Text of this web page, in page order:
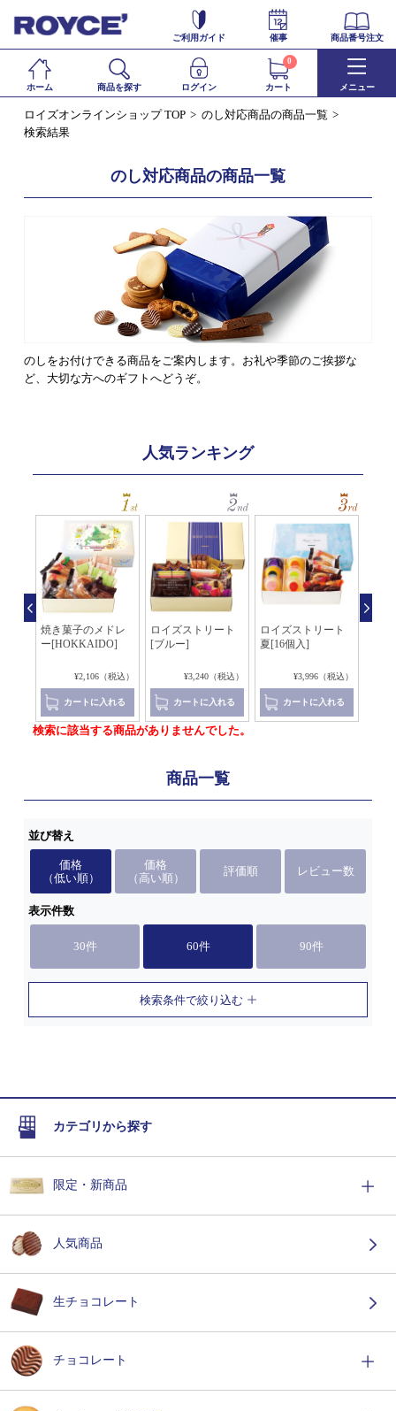
ご利用ガイド 催事 商品番号注文
ホーム 商品を探す ログイン カート
0
メニュー
ロイズオンラインショップ TOP
のし対応商品の商品一覧
検索結果
のし対応商品の商品一覧
のしをお付けできる商品をご案内します。お礼や季節のご挨拶な
ど、大切な方へのギフトへどうぞ。
人気ランキング
焼き菓子のメドレ
ー[HOKKAIDO]
¥2,106（税込）
カートに入れる
ロイズストリート
[ブルー]
¥3,240（税込）
カートに入れる
ロイズストリート
夏[16個入]
¥3,996（税込）
カートに入れる
検索に該当する商品がありませんでした。
商品一覧
並び替え
価格
（低い順）
価格
（高い順）
評価順 レビュー数
表示件数
30件 60件 90件
検索条件で絞り込む
カテゴリから探す
限定・新商品
人気商品
生チョコレート
チョコレート